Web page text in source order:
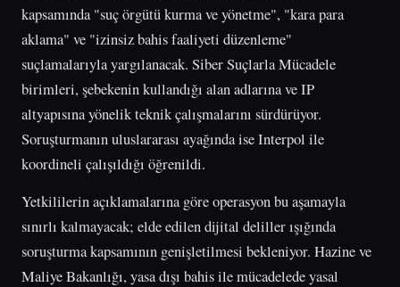
kapsamında "suç örgütü kurma ve yönetme", "kara para
aklama" ve "izinsiz bahis faaliyeti düzenleme"
suçlamalarıyla yargılanacak. Siber Suçlarla Mücadele
birimleri, şebekenin kullandığı alan adlarına ve IP
altyapısına yönelik teknik çalışmalarını sürdürüyor.
Soruşturmanın uluslararası ayağında ise Interpol ile
koordineli çalışıldığı öğrenildi.
Yetkililerin açıklamalarına göre operasyon bu aşamayla
sınırlı kalmayacak; elde edilen dijital deliller ışığında
soruşturma kapsamının genişletilmesi bekleniyor. Hazine ve
Maliye Bakanlığı, yasa dışı bahis ile mücadelede yasal